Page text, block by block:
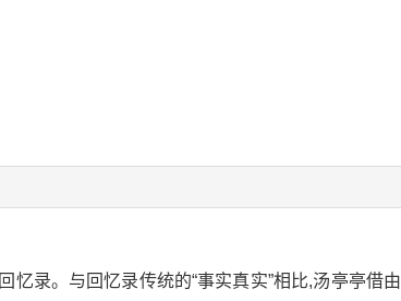
录。与回忆录传统的“事实真实”相比,汤亭亭借由